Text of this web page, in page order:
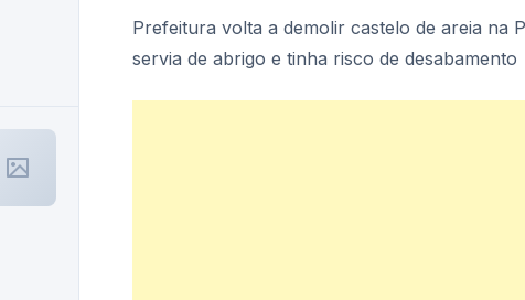
Prefeitura volta a demolir castelo de areia na
servia de abrigo e tinha risco de desabamento